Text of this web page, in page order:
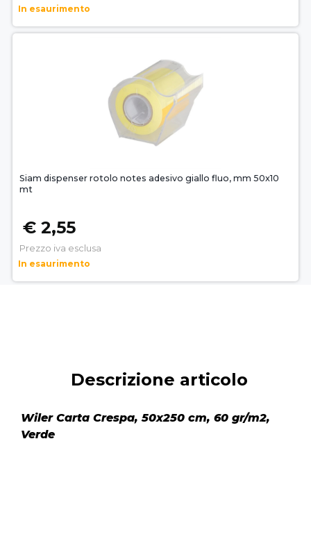
In esaurimento
Siam dispenser rotolo notes adesivo giallo fluo, mm 50x10
mt
€ 2,55
Prezzo iva esclusa
In esaurimento
Descrizione articolo
Wiler Carta Crespa, 50x250 cm, 60 gr/m2,
Verde